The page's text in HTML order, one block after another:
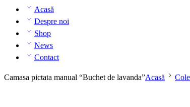
Acasă
Despre noi
Shop
News
Contact
Camasa pictata manual “Buchet de lavanda”Acasă